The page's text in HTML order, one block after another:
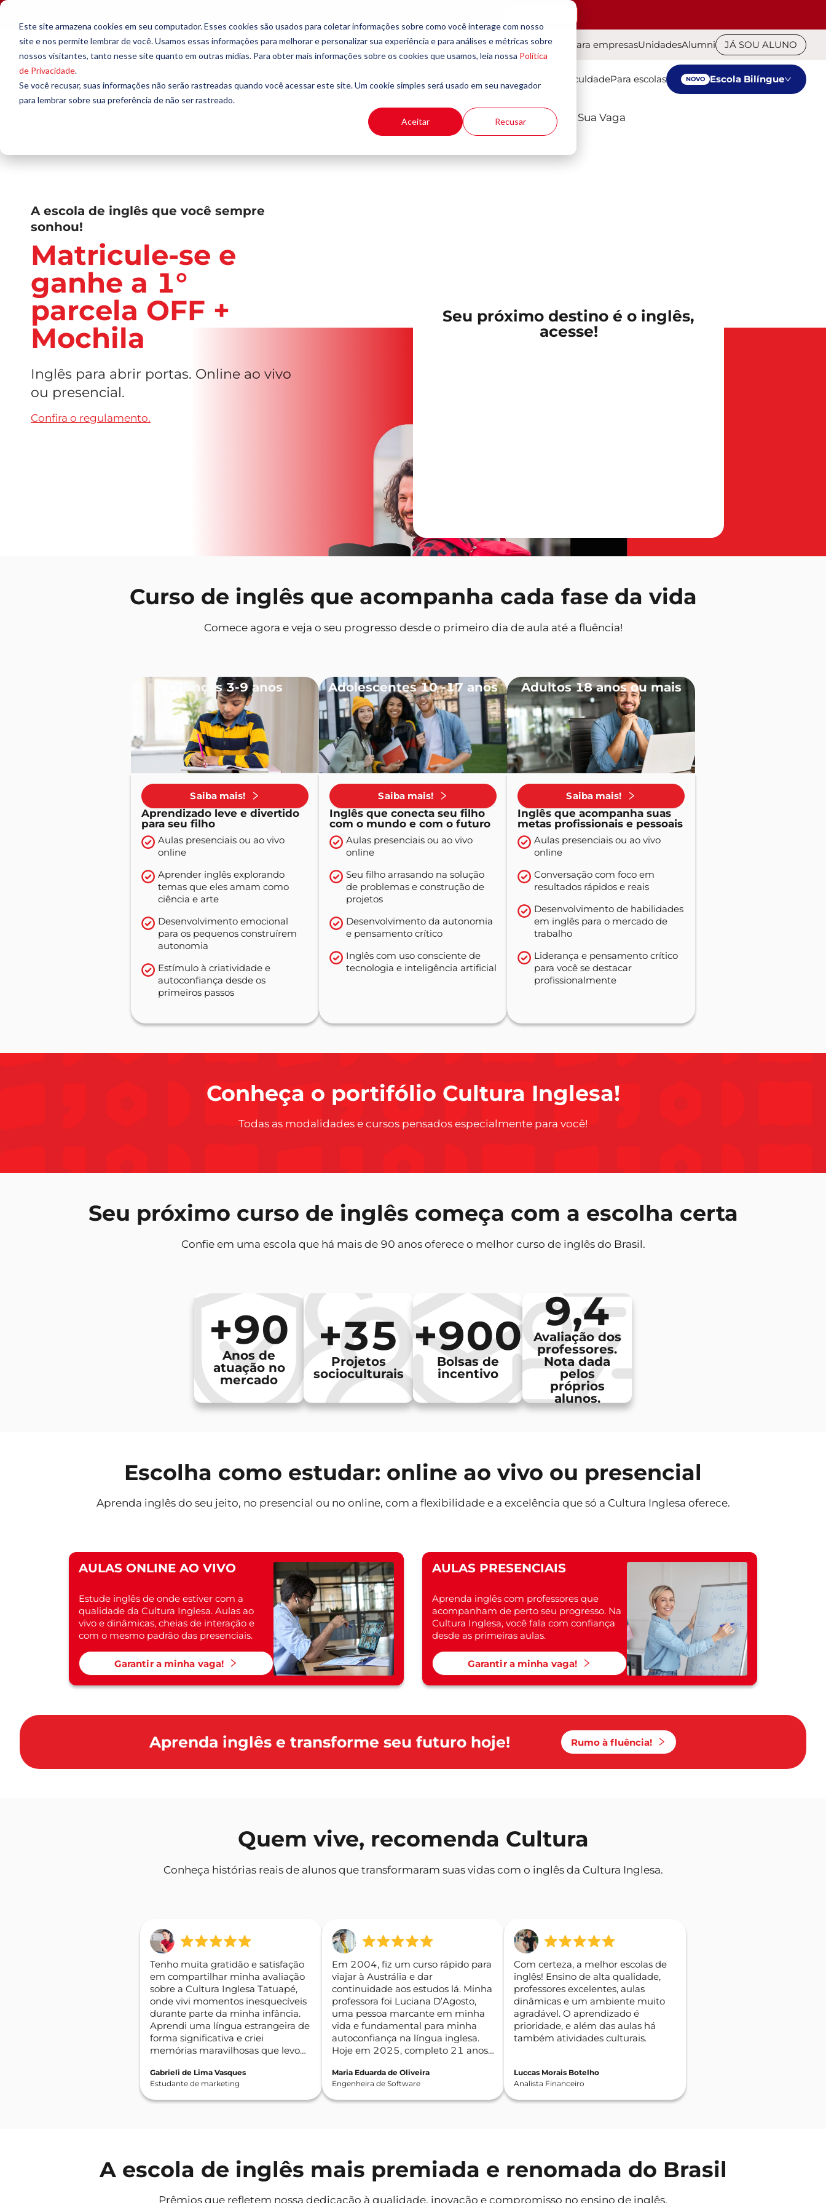
Este site armazena cookies em seu computador. Esses cookies são usados para coletar informações sobre como você interage com nosso
site e nos permite lembrar de você. Usamos essas informações para melhorar e personalizar sua experiência e para análises e métricas sobre
nossos visitantes, tanto nesse site quanto em outras mídias. Para obter mais informações sobre os cookies que usamos, leia nossa Política
de Privacidade.
Se você recusar, suas informações não serão rastreadas quando você acessar este site. Um cookie simples será usado em seu navegador
para lembrar sobre sua preferência de não ser rastreado.
Aceitar Recusar
Seja um FranqueadoExtracurricular Para empresasUnidadesAlumni JÁ SOU ALUNO
FaculdadePara escolas NOVO Escola Bilíngue
A escola de inglês que você sempre
sonhou!
Matricule-se e
ganhe a 1°
parcela OFF +
Mochila
Inglês para abrir portas. Online ao vivo
ou presencial.
Confira o regulamento.
Garanta Já a Sua Vaga
Seu próximo destino é o inglês,
acesse!
Curso de inglês que acompanha cada fase da vida
Comece agora e veja o seu progresso desde o primeiro dia de aula até a fluência!
Crianças 3-9 anos
Saiba mais!
Aprendizado leve e divertido
para seu filho
Aulas presenciais ou ao vivo
online
Aprender inglês explorando
temas que eles amam como
ciência e arte
Desenvolvimento emocional
para os pequenos construírem
autonomia
Estímulo à criatividade e
autoconfiança desde os
primeiros passos
Adolescentes 10 -17 anos
Saiba mais!
Inglês que conecta seu filho
com o mundo e com o futuro
Aulas presenciais ou ao vivo
online
Seu filho arrasando na solução
de problemas e construção de
projetos
Desenvolvimento da autonomia
e pensamento crítico
Inglês com uso consciente de
tecnologia e inteligência artificial
Adultos 18 anos ou mais
Saiba mais!
Inglês que acompanha suas
metas profissionais e pessoais
Aulas presenciais ou ao vivo
online
Conversação com foco em
resultados rápidos e reais
Desenvolvimento de habilidades
em inglês para o mercado de
trabalho
Liderança e pensamento crítico
para você se destacar
profissionalmente
Conheça o portifólio Cultura Inglesa!
Todas as modalidades e cursos pensados especialmente para você!
Seu próximo curso de inglês começa com a escolha certa
Confie em uma escola que há mais de 90 anos oferece o melhor curso de inglês do Brasil.
+90
Anos de
atuação no
mercado
+35
Projetos
socioculturais
+900
Bolsas de
incentivo
9,4
Avaliação dos
professores.
Nota dada
pelos
próprios
alunos.
Escolha como estudar: online ao vivo ou presencial
Aprenda inglês do seu jeito, no presencial ou no online, com a flexibilidade e a excelência que só a Cultura Inglesa oferece.
AULAS ONLINE AO VIVO
Estude inglês de onde estiver com a
qualidade da Cultura Inglesa. Aulas ao
vivo e dinâmicas, cheias de interação e
com o mesmo padrão das presenciais.
Garantir a minha vaga!
AULAS PRESENCIAIS
Aprenda inglês com professores que
acompanham de perto seu progresso. Na
Cultura Inglesa, você fala com confiança
desde as primeiras aulas.
Garantir a minha vaga!
Aprenda inglês e transforme seu futuro hoje! Rumo à fluência!
Quem vive, recomenda Cultura
Conheça histórias reais de alunos que transformaram suas vidas com o inglês da Cultura Inglesa.
Tenho muita gratidão e satisfação
em compartilhar minha avaliação
sobre a Cultura Inglesa Tatuapé,
onde vivi momentos inesquecíveis
durante parte da minha infância.
Aprendi uma língua estrangeira de
forma significativa e criei
memórias maravilhosas que levo
Gabrieli de Lima Vasques
Estudante de marketing
Em 2004, fiz um curso rápido para
viajar à Austrália e dar
continuidade aos estudos lá. Minha
professora foi Luciana D’Agosto,
uma pessoa marcante em minha
vida e fundamental para minha
autoconfiança na língua inglesa.
Hoje em 2025, completo 21 anos
Maria Eduarda de Oliveira
Engenheira de Software
Com certeza, a melhor escolas de
inglês! Ensino de alta qualidade,
professores excelentes, aulas
dinâmicas e um ambiente muito
agradável. O aprendizado é
prioridade, e além das aulas há
também atividades culturais.
Luccas Morais Botelho
Analista Financeiro
A escola de inglês mais premiada e renomada do Brasil
Prêmios que refletem nossa dedicação à qualidade, inovação e compromisso no ensino de inglês.